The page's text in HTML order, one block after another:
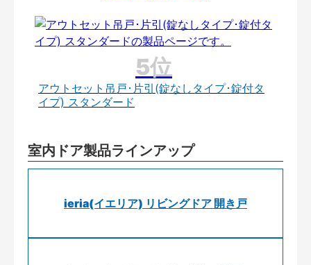
アウトセット吊戸･片引(錠なしタイプ･錠付タ
イプ) スタンダード
室内ドア製品ラインアップ
ieria(イエリア) リビングドア 開き戸